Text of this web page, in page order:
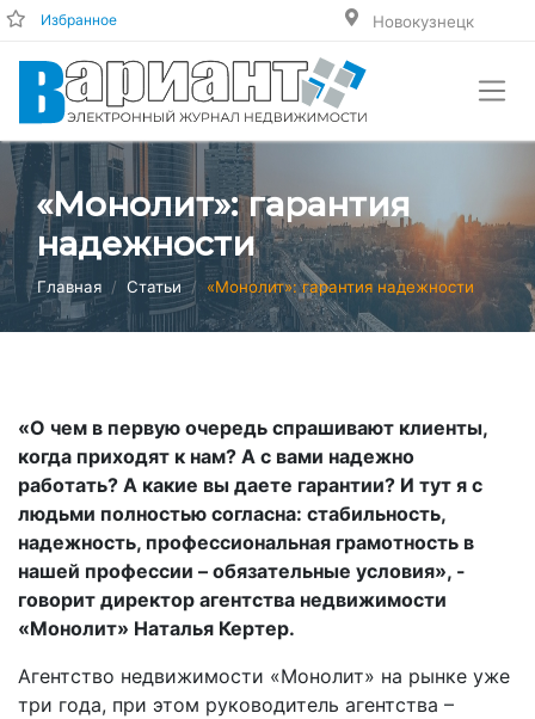
Избранное Новокузнецк
«Монолит»: гарантия
надежности
Главная Статьи «Монолит»: гарантия надежности
«О чем в первую очередь спрашивают клиенты,
когда приходят к нам? А с вами надежно
работать? А какие вы даете гарантии? И тут я с
людьми полностью согласна: стабильность,
надежность, профессиональная грамотность в
нашей профессии – обязательные условия», -
говорит директор агентства недвижимости
«Монолит» Наталья Кертер.
Агентство недвижимости «Монолит» на рынке уже
три года, при этом руководитель агентства –